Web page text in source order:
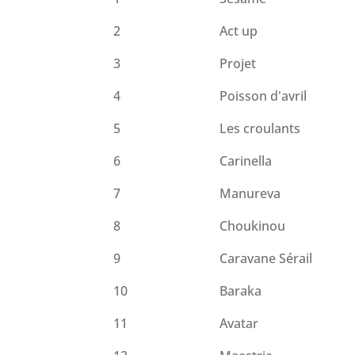
2
Act up
3
Projet
4
Poisson d'avril
5
Les croulants
6
Carinella
7
Manureva
8
Choukinou
9
Caravane Sérail
10
Baraka
11
Avatar